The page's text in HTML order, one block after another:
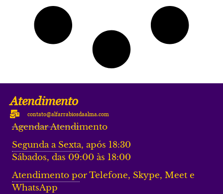
Atendimento
contato@alfarrabiosdaalma.com
Agendar Atendimento
Segunda a Sexta, após 18:30
Sábados, das 09:00 às 18:00
Atendimento por Telefone, Skype, Meet e
WhatsApp